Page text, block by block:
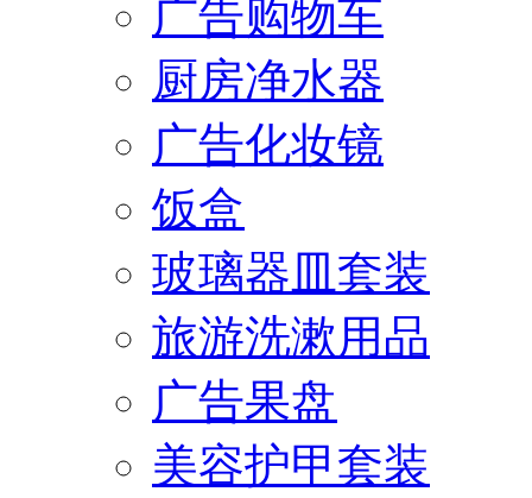
广告购物车
厨房净水器
广告化妆镜
饭盒
玻璃器皿套装
旅游洗漱用品
广告果盘
美容护甲套装